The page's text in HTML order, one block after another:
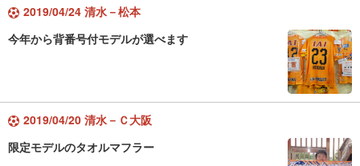
2019/04/24 清水－松本
今年から背番号付モデルが選べます
2019/04/20 清水－Ｃ大阪
限定モデルのタオルマフラー